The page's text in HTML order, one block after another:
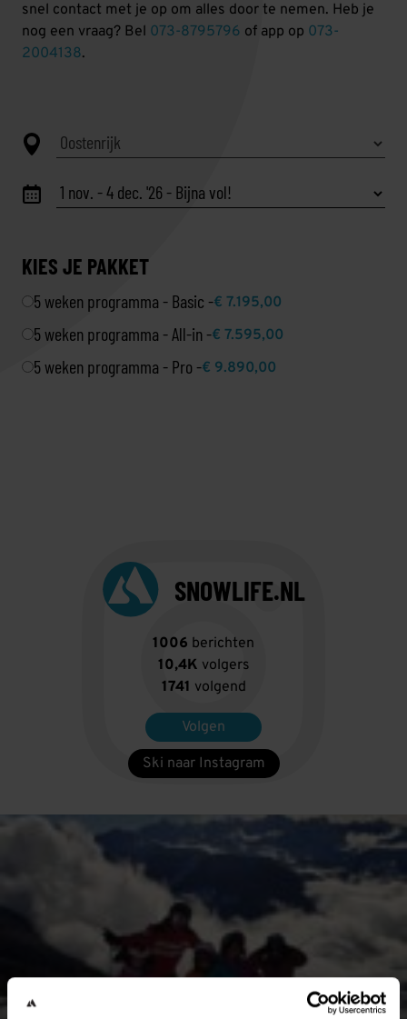
snel contact met je op om alles door te nemen. Heb je
nog een vraag? Bel 073-8795796 of app op 073-
2004138.
KIES JE PAKKET
5 weken programma - Basic -€ 7.195,00
5 weken programma - All-in -€ 7.595,00
5 weken programma - Pro -€ 9.890,00
SNOWLIFE.NL
1006 berichten
10,4K volgers
1741 volgend
Volgen
Ski naar Instagram